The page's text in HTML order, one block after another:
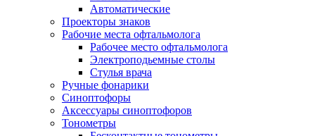
Автоматические
Проекторы знаков
Рабочие места офтальмолога
Рабочее место офтальмолога
Электроподьемные столы
Стулья врача
Ручные фонарики
Синоптофоры
Аксессуары синоптофоров
Тонометры